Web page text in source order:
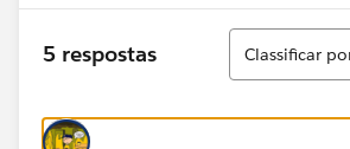
5 respostas
Classificar
Classificar